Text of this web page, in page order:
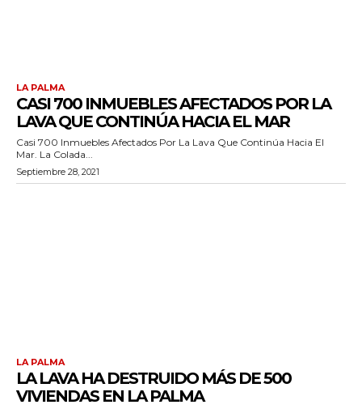
LA PALMA
CASI 700 INMUEBLES AFECTADOS POR LA
LAVA QUE CONTINÚA HACIA EL MAR
Casi 700 Inmuebles Afectados Por La Lava Que Continúa Hacia El
Mar. La Colada...
Septiembre 28, 2021
LA PALMA
LA LAVA HA DESTRUIDO MÁS DE 500
VIVIENDAS EN LA PALMA